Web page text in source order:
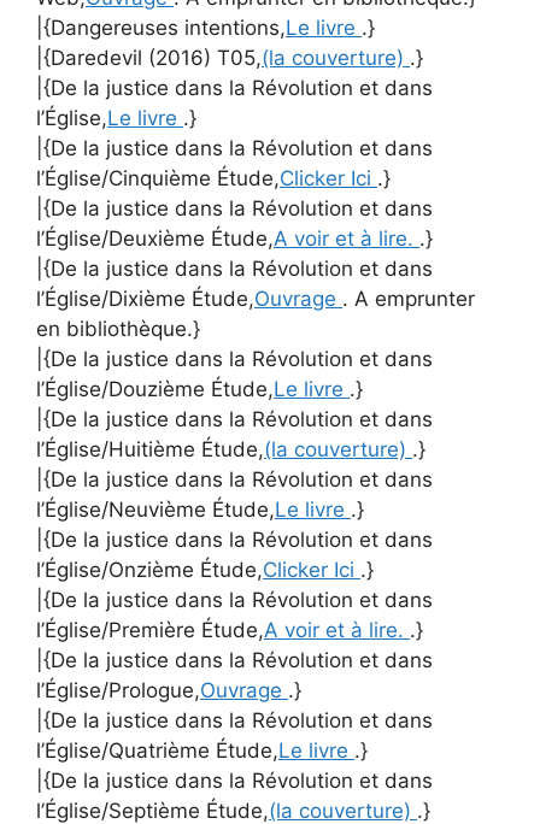
|{Dangereuses intentions,Le livre .}
|{Daredevil (2016) T05,(la couverture) .}
|{De la justice dans la Révolution et dans
l’Église,Le livre .}
|{De la justice dans la Révolution et dans
l’Église/Cinquième Étude,Clicker Ici .}
|{De la justice dans la Révolution et dans
l’Église/Deuxième Étude,A voir et à lire. .}
|{De la justice dans la Révolution et dans
l’Église/Dixième Étude,Ouvrage . A emprunter
en bibliothèque.}
|{De la justice dans la Révolution et dans
l’Église/Douzième Étude,Le livre .}
|{De la justice dans la Révolution et dans
l’Église/Huitième Étude,(la couverture) .}
|{De la justice dans la Révolution et dans
l’Église/Neuvième Étude,Le livre .}
|{De la justice dans la Révolution et dans
l’Église/Onzième Étude,Clicker Ici .}
|{De la justice dans la Révolution et dans
l’Église/Première Étude,A voir et à lire. .}
|{De la justice dans la Révolution et dans
l’Église/Prologue,Ouvrage .}
|{De la justice dans la Révolution et dans
l’Église/Quatrième Étude,Le livre .}
|{De la justice dans la Révolution et dans
l’Église/Septième Étude,(la couverture) .}